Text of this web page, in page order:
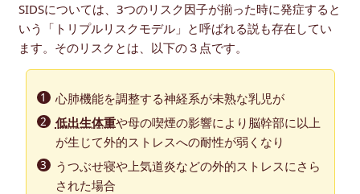
SIDSについては、3つのリスク因子が揃った時に発症すると
いう「トリプルリスクモデル」と呼ばれる説も存在してい
ます。そのリスクとは、以下の３点です。
心肺機能を調整する神経系が未熟な乳児が
低出生体重や母の喫煙の影響により脳幹部に以上
が生じて外的ストレスへの耐性が弱くなり
うつぶせ寝や上気道炎などの外的ストレスにさら
された場合